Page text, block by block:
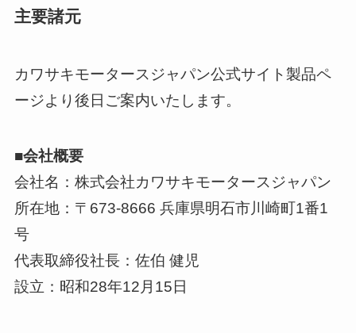
主要諸元
カワサキモータースジャパン公式サイト製品ペ
ージより後日ご案内いたします。
■会社概要
会社名：株式会社カワサキモータースジャパン
所在地：〒673-8666 兵庫県明石市川崎町1番1
号
代表取締役社長：佐伯 健児
設立：昭和28年12月15日